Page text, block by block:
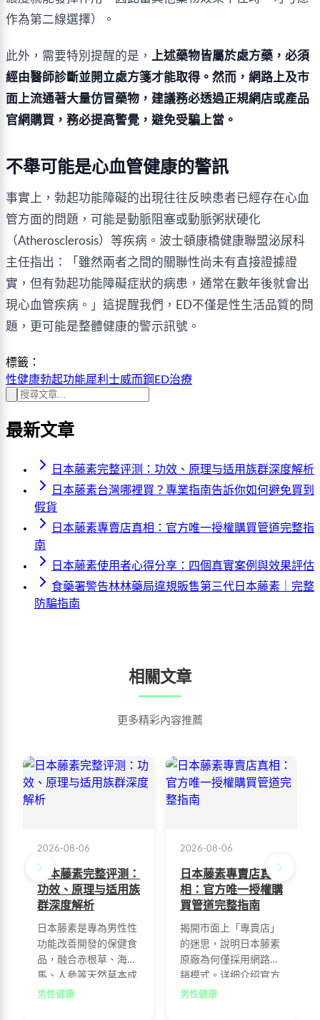
作為第二線選擇）。
此外，需要特別提醒的是，
上述藥物皆屬於處方藥，必須
經由醫師診斷並開立處方箋才能取得。然而，網路上及市
面上流通著大量仿冒藥物，建議務必透過正規網店或產品
官網購買，務必提高警覺，避免受騙上當。
不舉可能是心血管健康的警訊
事實上，勃起功能障礙的出現往往反映患者已經存在心血
管方面的問題，可能是動脈阻塞或動脈粥狀硬化
（Atherosclerosis）等疾病。波士頓康橋健康聯盟泌尿科
主任指出：「雖然兩者之間的關聯性尚未有直接證據證
實，但有勃起功能障礙症狀的病患，通常在數年後就會出
現心血管疾病。」這提醒我們，ED不僅是性生活品質的問
題，更可能是整體健康的警示訊號。
標籤：
性健康勃起功能犀利士威而鋼 ED治療
最新文章
日本藤素完整评测：功效、原理与适用族群深度解析
日本藤素台灣哪裡買？專業指南告訴你如何避免買到
假貨
日本藤素專賣店真相：官方唯一授權購買管道完整指
南
日本藤素使用者心得分享：四個真實案例與效果評估
食藥署警告林林藥局違規販售第三代日本藤素｜完整
防騙指南
相關文章
更多精彩內容推薦
2026-08-06
日本藤素完整评测：
功效、原理与适用族
群深度解析
日本藤素是專為男性性
功能改善開發的保健食
品，融合赤根草、海
馬、人參等天然草本成
分。本文深入解析藤素
男性健康
2026-08-06
日本藤素專賣店真
相：官方唯一授權購
買管道完整指南
揭開市面上「專賣店」
的迷思，說明日本藤素
原廠為何僅採用網路直
銷模式。详细介绍官方
網站特色、購物流程及
男性健康